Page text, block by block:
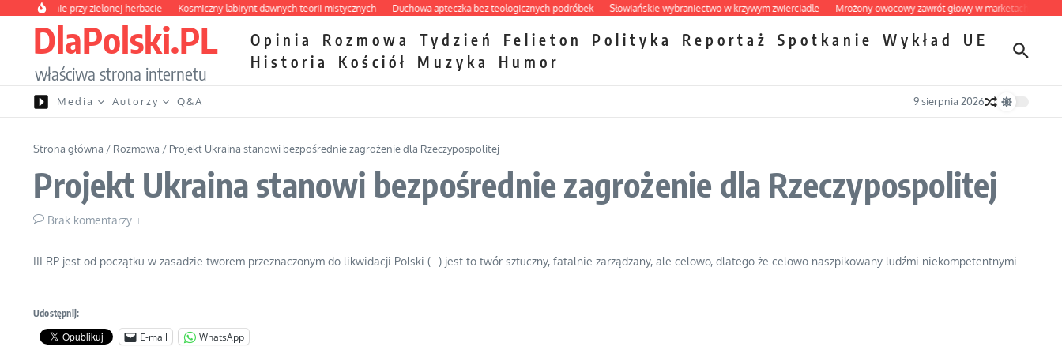
Przejdź do treści
rodzinie przy zielonej herbacie Kosmiczny labirynt dawnych teorii mistycznych Duchowa apteczka bez teologicznych podróbek Słowiańskie wybraniectwo w krzywym zwierciadle Mrożony owocowy zawrót głowy w marketach
DlaPolski.PL
właściwa strona internetu
Opinia Rozmowa Tydzień Felieton Polityka Reportaż Spotkanie Wykład
UE
Historia
Kościół Muzyka Humor
Media Autorzy Q&A 9 sierpnia 2026
Strona główna / Rozmowa / Projekt Ukraina stanowi bezpośrednie zagrożenie dla Rzeczypospolitej
Projekt Ukraina stanowi bezpośrednie zagrożenie dla Rzeczypospolitej
Brak komentarzy
III RP jest od początku w zasadzie tworem przeznaczonym do likwidacji Polski (…) jest to twór sztuczny, fatalnie zarządzany, ale celowo, dlatego że celowo naszpikowany ludźmi niekompetentnymi
Udostępnij:
E-mail WhatsApp